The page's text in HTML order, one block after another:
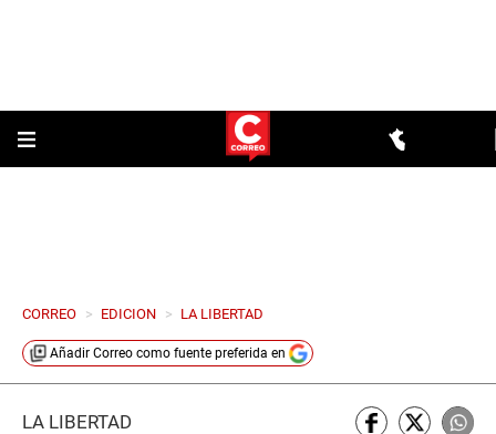
CORREO > EDICION > LA LIBERTAD
Añadir Correo como fuente preferida en
LA LIBERTAD